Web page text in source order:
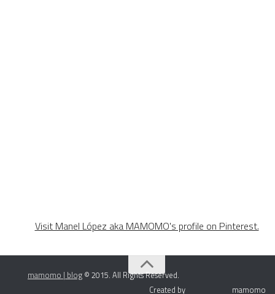
Visit Manel López aka MAMOMO's profile on Pinterest.
mamomo | blog © 2015. All Rights Reserved.
Created by
mamomo